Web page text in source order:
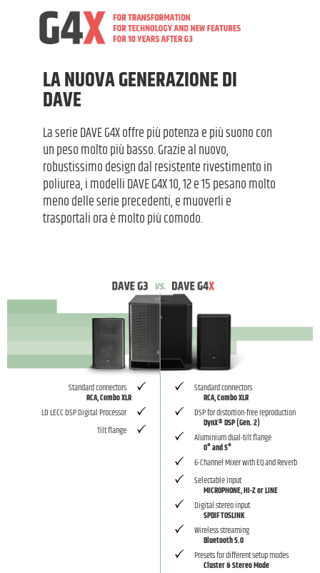
LA NUOVA GENERAZIONE DI
DAVE
La serie DAVE G4X offre più potenza e più suono con
un peso molto più basso. Grazie al nuovo,
robustissimo design dal resistente rivestimento in
poliurea, i modelli DAVE G4X 10, 12 e 15 pesano molto
meno delle serie precedenti, e muoverli e
trasportali ora è molto più comodo.
Standard connectors
RCA, Combo XLR
LD LECC DSP Digital Processor
Tilt flange
Standard connectors
RCA, Combo XLR
DSP for distortion-free reproduction
DynX® DSP (Gen. 2)
Aluminium dual-tilt flange
0° and 5°
6-Channel Mixer with EQ and Reverb
Selectable Input
MICROPHONE, HI-Z or LINE
Digital stereo input
SPDIF TOSLINK
Wireless streaming
Bluetooth 5.0
Presets for different setup modes
Cluster & Stereo Mode